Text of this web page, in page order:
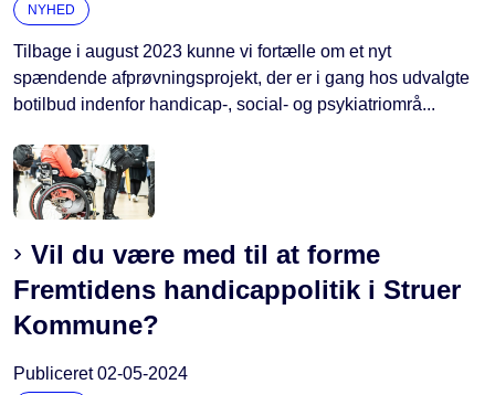
NYHED
Tilbage i august 2023 kunne vi fortælle om et nyt
spændende afprøvningsprojekt, der er i gang hos udvalgte
botilbud indenfor handicap-, social- og psykiatriområ...
Vil du være med til at forme
Fremtidens handicappolitik i Struer
Kommune?
Publiceret02-05-2024